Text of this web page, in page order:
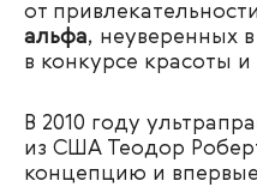
от
альфа, неуверенных
в конкурсе красоты
В 2010 году
из США Теодор
концепцию и